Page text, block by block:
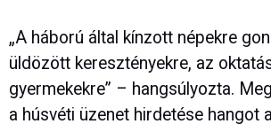
„A háború által kínzott népekre
üldözött keresztényekre, az
gyermekekre” – hangsúlyozta.
a húsvéti üzenet hirdetése hangot